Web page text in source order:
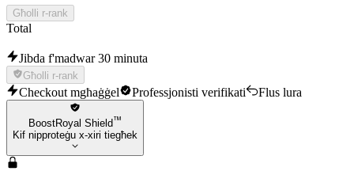
Għolli r-rank
Total
Jibda f'madwar 30 minuta
Għolli r-rank
Checkout mgħaġġel Professjonisti verifikati Flus lura
BoostRoyal Shield™
Kif nipproteġu x-xiri tiegħek